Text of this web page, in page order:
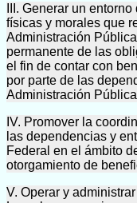
III. Generar un
físicas y morales que
Administración
permanente de las
el fin de contar con
por parte de las
Administración
IV. Promover la
las dependencias y
Federal en el ámbito
otorgamiento de
V. Operar y